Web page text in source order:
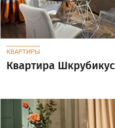
КВАРТИРЫ
Квартира Шкрубикус